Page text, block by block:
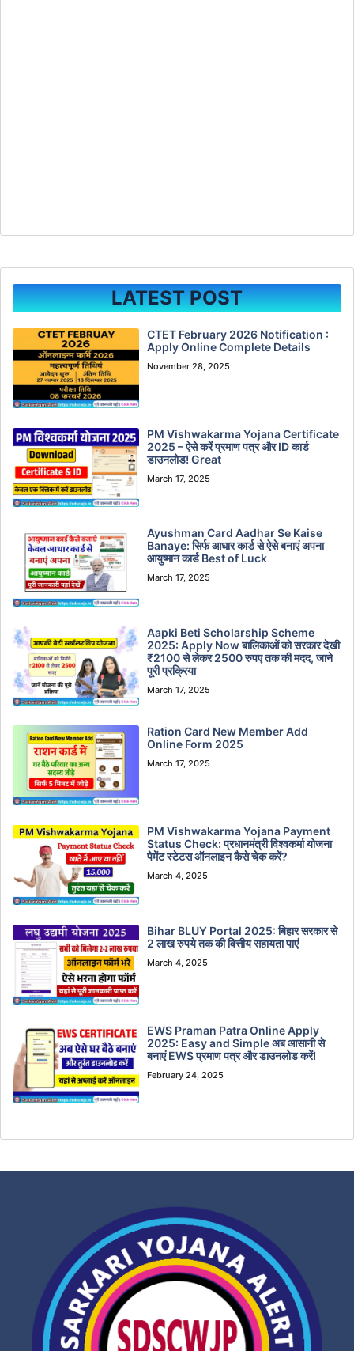
LATEST POST
CTET February 2026 Notification :
Apply Online Complete Details
November 28, 2025
PM Vishwakarma Yojana Certificate
2025 – ऐसे करें प्रमाण पत्र और ID कार्ड
डाउनलोड! Great
March 17, 2025
Ayushman Card Aadhar Se Kaise
Banaye: सिर्फ आधार कार्ड से ऐसे बनाएं अपना
आयुष्मान कार्ड Best of Luck
March 17, 2025
Aapki Beti Scholarship Scheme
2025: Apply Now बालिकाओं को सरकार देखी
₹2100 से लेकर 2500 रुपए तक की मदद, जाने
पूरी प्रक्रिया
March 17, 2025
Ration Card New Member Add
Online Form 2025
March 17, 2025
PM Vishwakarma Yojana Payment
Status Check: प्रधानमंत्री विश्वकर्मा योजना
पेमेंट स्टेटस ऑनलाइन कैसे चेक करें?
March 4, 2025
Bihar BLUY Portal 2025: बिहार सरकार से
2 लाख रुपये तक की वित्तीय सहायता पाएं
March 4, 2025
EWS Praman Patra Online Apply
2025: Easy and Simple अब आसानी से
बनाएं EWS प्रमाण पत्र और डाउनलोड करें!
February 24, 2025